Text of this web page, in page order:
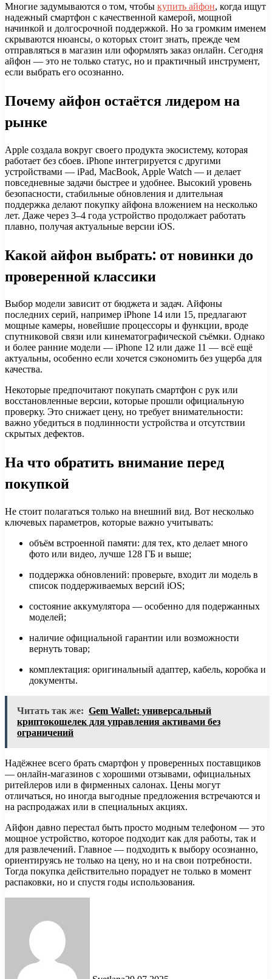
Многие задумываются о том, чтобы купить айфон, когда ищут
надежный смартфон с качественной камерой, мощной
начинкой и долгосрочной поддержкой. Но за громким именем
скрываются нюансы, о которых стоит знать, прежде чем
отправляться в магазин или оформлять заказ онлайн. Сегодня
айфон — это не только статус, но и практичный инструмент,
если выбрать его осознанно.
Почему айфон остаётся лидером на
рынке
Apple создала вокруг своего продукта экосистему, которая
работает без сбоев. iPhone интегрируется с другими
устройствами — iPad, MacBook, Apple Watch — и делает
повседневные задачи быстрее и удобнее. Высокий уровень
безопасности, стабильные обновления и длительная
поддержка делают покупку айфона вложением на несколько
лет. Даже через 3–4 года устройство продолжает работать
плавно, получая актуальные версии iOS.
Какой айфон выбрать: от новинки до
проверенной классики
Выбор модели зависит от бюджета и задач. Айфоны
последних серий, например iPhone 14 или 15, предлагают
мощные камеры, новейшие процессоры и функции, вроде
спутниковой связи или кинематографической съёмки. Однако
и более ранние модели — iPhone 12 или даже 11 — всё ещё
актуальны, особенно если хочется сэкономить без ущерба для
качества.
Некоторые предпочитают покупать смартфон с рук или
восстановленные версии, которые прошли официальную
проверку. Это снижает цену, но требует внимательности:
важно убедиться в подлинности устройства и отсутствии
скрытых дефектов.
На что обратить внимание перед
покупкой
Не стоит полагаться только на внешний вид. Вот несколько
ключевых параметров, которые важно учитывать:
объём встроенной памяти: для тех, кто делает много
фото или видео, лучше 128 ГБ и выше;
поддержка обновлений: проверьте, входит ли модель в
список поддерживаемых версий iOS;
состояние аккумулятора — особенно для подержанных
моделей;
наличие официальной гарантии или возможности
вернуть товар;
комплектация: оригинальный адаптер, кабель, коробка и
документы.
Читать так же: Gem Wallet: универсальный
криптокошелек для управления активами без
ограничений
Надёжнее всего брать смартфон у проверенных поставщиков
— онлайн-магазинов с хорошими отзывами, официальных
ритейлеров или в фирменных салонах. Цены могут
отличаться, но иногда выгодные предложения встречаются и
на распродажах или в специальных акциях.
Айфон давно перестал быть просто модным телефоном — это
мощное устройство, которое подходит как для работы, так и
для развлечений. Главное — подходить к выбору осознанно,
ориентируясь не только на цену, но и на свои потребности.
Тогда покупка действительно порадует не только в момент
распаковки, но и спустя годы использования.